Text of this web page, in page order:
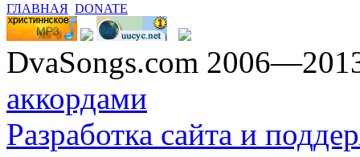
ГЛАВНАЯ DONATE
DvaSongs.com
аккордами
Разработка сайта и